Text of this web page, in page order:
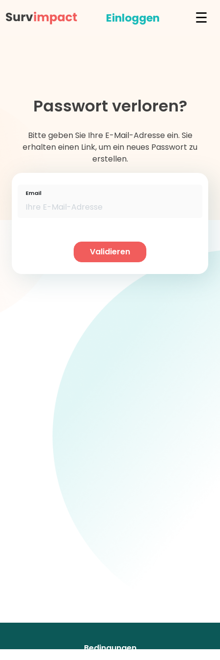
Einloggen ☰
Passwort verloren?
Bitte geben Sie Ihre E-Mail-Adresse ein. Sie
erhalten einen Link, um ein neues Passwort zu
erstellen.
Email
Validieren
Bedingungen